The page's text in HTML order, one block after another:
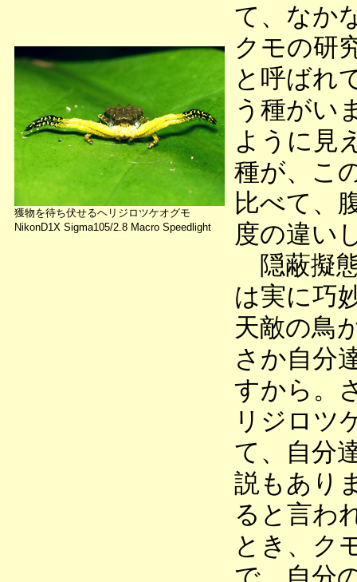
獲物を待ち伏せるヘリジロツケオグモ
NikonD1X Sigma105/2.8 Macro Speedlight
て、なか
クモの研
と呼ばれ
う種がい
ように見
種が、こ
比べて、
度の違い
隠蔽擬
は実に巧
天敵の鳥
さか自分
すから。
リジロツ
て、自分
説もあり
ると言わ
とき、ク